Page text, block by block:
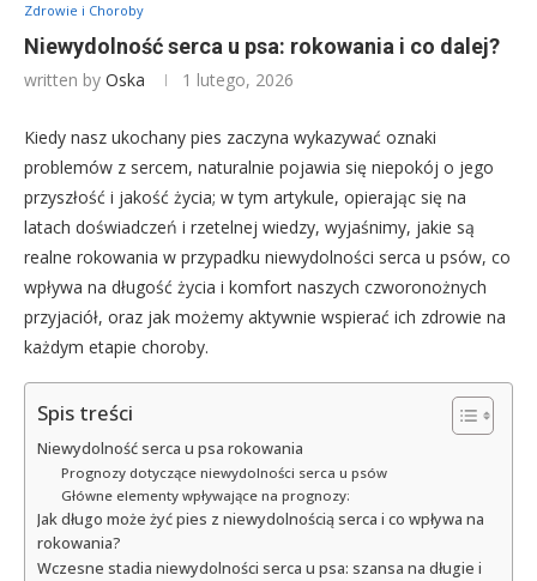
Zdrowie i Choroby
Niewydolność serca u psa: rokowania i co dalej?
written by Oska 1 lutego, 2026
Kiedy nasz ukochany pies zaczyna wykazywać oznaki
problemów z sercem, naturalnie pojawia się niepokój o jego
przyszłość i jakość życia; w tym artykule, opierając się na
latach doświadczeń i rzetelnej wiedzy, wyjaśnimy, jakie są
realne rokowania w przypadku niewydolności serca u psów, co
wpływa na długość życia i komfort naszych czworonożnych
przyjaciół, oraz jak możemy aktywnie wspierać ich zdrowie na
każdym etapie choroby.
Spis treści
Niewydolność serca u psa rokowania
Prognozy dotyczące niewydolności serca u psów
Główne elementy wpływające na prognozy:
Jak długo może żyć pies z niewydolnością serca i co wpływa na
rokowania?
Wczesne stadia niewydolności serca u psa: szansa na długie i